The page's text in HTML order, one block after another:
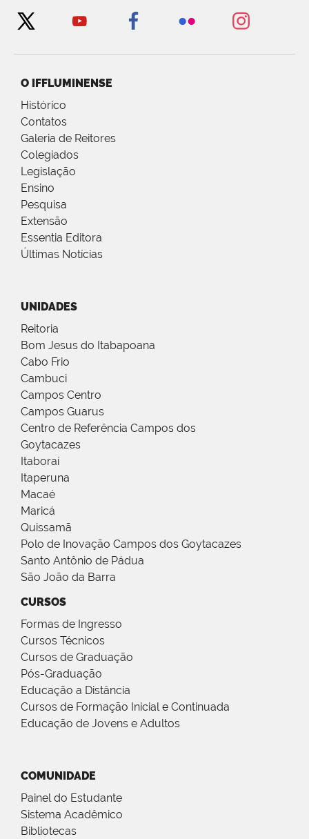
O IFFLUMINENSE
Histórico
Contatos
Galeria de Reitores
Colegiados
Legislação
Ensino
Pesquisa
Extensão
Essentia Editora
Últimas Notícias
UNIDADES
Reitoria
Bom Jesus do Itabapoana
Cabo Frio
Cambuci
Campos Centro
Campos Guarus
Centro de Referência Campos dos
Goytacazes
Itaboraí
Itaperuna
Macaé
Maricá
Quissamã
Polo de Inovação Campos dos Goytacazes
Santo Antônio de Pádua
São João da Barra
CURSOS
Formas de Ingresso
Cursos Técnicos
Cursos de Graduação
Pós-Graduação
Educação a Distância
Cursos de Formação Inicial e Continuada
Educação de Jovens e Adultos
COMUNIDADE
Painel do Estudante
Sistema Acadêmico
Bibliotecas